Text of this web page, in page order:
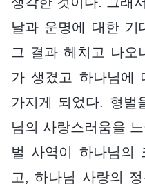
날과 운명에 대한 기
그 결과 헤치고 나오
가 생겼고 하나님에
가지게 되었다. 형벌
님의 사랑스러움을
벌 사역이 하나님의
고, 하나님 사랑의